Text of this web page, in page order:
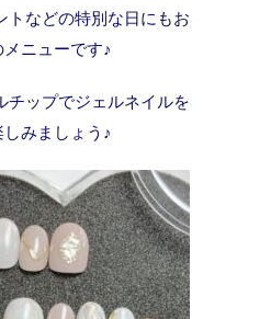
トなどの特別な日にもお
ニューです♪
チップでジェルネイルを
しみましょう♪